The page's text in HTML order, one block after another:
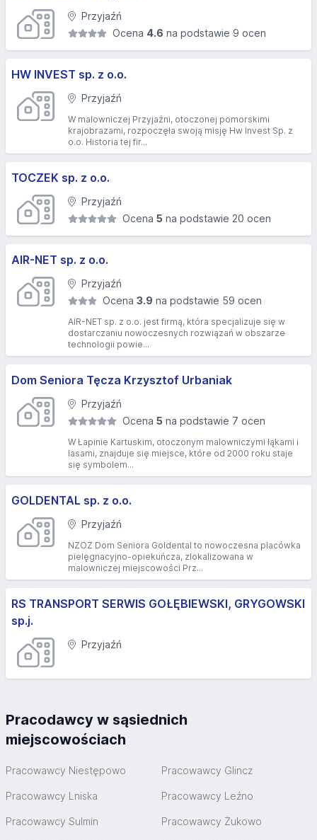
Przyjaźń
Ocena 4.6 na podstawie 9 ocen
HW INVEST sp. z o.o.
Przyjaźń
W malowniczej Przyjaźni, otoczonej pomorskimi
krajobrazami, rozpoczęła swoją misję Hw Invest Sp. z
o.o. Historia tej fir...
TOCZEK sp. z o.o.
Przyjaźń
Ocena 5 na podstawie 20 ocen
AIR-NET sp. z o.o.
Przyjaźń
Ocena3.9 na podstawie 59 ocen
AIR-NET sp. z o.o. jest firmą, która specjalizuje się w
dostarczaniu nowoczesnych rozwiązań w obszarze
technologii powie...
Dom Seniora Tęcza Krzysztof Urbaniak
Przyjaźń
Ocena 5 na podstawie 7 ocen
W Łapinie Kartuskim, otoczonym malowniczymi łąkami i
lasami, znajduje się miejsce, które od 2000 roku staje
się symbolem...
GOLDENTAL sp. z o.o.
Przyjaźń
NZOZ Dom Seniora Goldental to nowoczesna placówka
pielęgnacyjno-opiekuńcza, zlokalizowana w
malowniczej miejscowości Prz...
RS TRANSPORT SERWIS GOŁĘBIEWSKI, GRYGOWSKI
sp.j.
Przyjaźń
Pracodawcy w sąsiednich
miejscowościach
Pracowawcy Niestępowo Pracowawcy Glincz
Pracowawcy Lniska Pracowawcy Leźno
Pracowawcy Sulmin Pracowawcy Żukowo